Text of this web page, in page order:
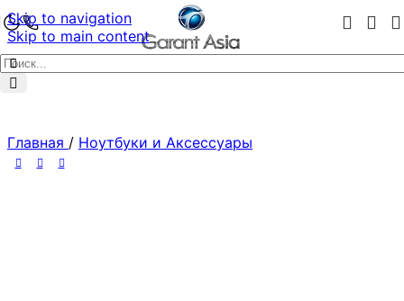
Skip to navigation
Skip to main content
Главная / Ноутбуки и Аксессуары